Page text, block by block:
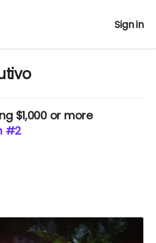
Sign in
$1,000 or more
#2